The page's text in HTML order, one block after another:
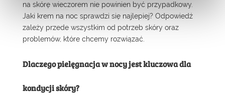
na skórę wieczorem nie powinien być przypadkowy.
Jaki krem na noc sprawdzi się najlepiej? Odpowiedź
zależy przede wszystkim od potrzeb skóry oraz
problemów, które chcemy rozwiązać.
Dlaczego pielęgnacja w nocy jest kluczowa dla
kondycji skóry?